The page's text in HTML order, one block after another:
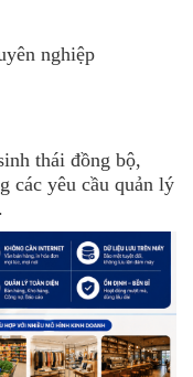
nghiệp
thái đồng bộ,
các yêu cầu quản lý